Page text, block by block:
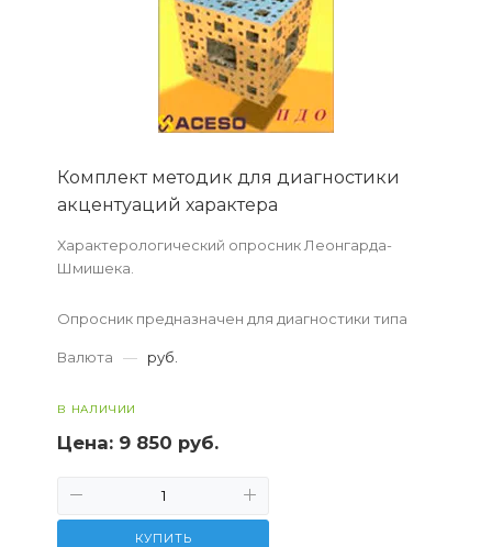
Комплект методик для диагностики
акцентуаций характера
Характерологический опросник Леонгарда-
Шмишека.
Опросник предназначен для диагностики типа
типологического подхода к ее изучению.
Валюта — руб.
В НАЛИЧИИ
Цена: 9 850 руб.
КУПИТЬ